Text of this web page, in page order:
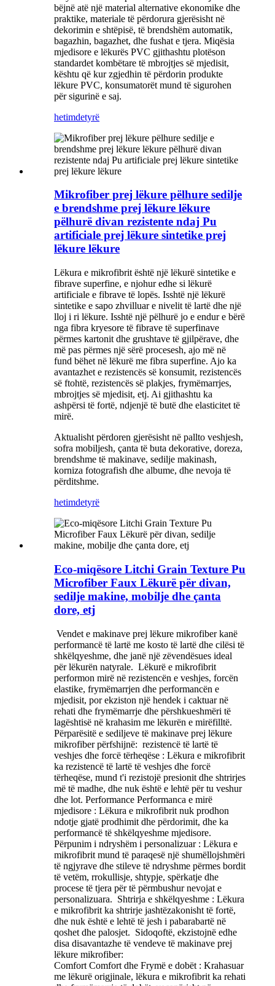
bëjnë atë një material alternative ekonomike dhe
praktike, materiale të përdorura gjerësisht në
dekorimin e shtëpisë, të brendshëm automatik,
bagazhin, bagazhet, dhe fushat e tjera. Miqësia
mjedisore e lëkurës PVC gjithashtu plotëson
standardet kombëtare të mbrojtjes së mjedisit,
kështu që kur zgjedhin të përdorin produkte
lëkure PVC, konsumatorët mund të sigurohen
për sigurinë e saj.
hetimdetyrë
Mikrofiber prej lëkure pëlhure sedilje
e brendshme prej lëkure lëkure
pëlhurë divan rezistente ndaj Pu
artificiale prej lëkure sintetike prej
lëkure lëkure
Lëkura e mikrofibrit është një lëkurë sintetike e
fibrave superfine, e njohur edhe si lëkurë
artificiale e fibrave të lopës. Isshtë një lëkurë
sintetike e sapo zhvilluar e nivelit të lartë dhe një
lloj i ri lëkure. Isshtë një pëlhurë jo e endur e bërë
nga fibra kryesore të fibrave të superfinave
përmes kartonit dhe grushtave të gjilpërave, dhe
më pas përmes një sërë procesesh, ajo më në
fund bëhet në lëkurë me fibra superfine. Ajo ka
avantazhet e rezistencës së konsumit, rezistencës
së ftohtë, rezistencës së plakjes, frymëmarrjes,
mbrojtjes së mjedisit, etj. Ai gjithashtu ka
ashpërsi të fortë, ndjenjë të butë dhe elasticitet të
mirë.
Aktualisht përdoren gjerësisht në pallto veshjesh,
sofra mobiljesh, çanta të buta dekorative, doreza,
brendshme të makinave, sedilje makinash,
korniza fotografish dhe albume, dhe nevoja të
përditshme.
hetimdetyrë
Eco-miqësore Litchi Grain Texture Pu
Microfiber Faux Lëkurë për divan,
sedilje makine, mobilje dhe çanta
dore, etj
‌ Vendet e makinave prej lëkure mikrofiber kanë
performancë të lartë me kosto të lartë dhe cilësi të
shkëlqyeshme, dhe janë një zëvendësues ideal
për lëkurën natyrale. ‌ Lëkurë e mikrofibrit
performon mirë në rezistencën e veshjes, forcën
elastike, frymëmarrjen dhe performancën e
mjedisit, por ekziston një hendek i caktuar në
rehati dhe frymëmarrje dhe përshkueshmëri të
lagështisë në krahasim me lëkurën e mirëfilltë. ‌
Përparësitë e sediljeve të makinave prej lëkure
mikrofiber përfshijnë: ‌ rezistencë të lartë të
veshjes dhe forcë tërheqëse ‌: Lëkura e mikrofibrit
ka rezistencë të lartë të veshjes dhe forcë
tërheqëse, mund t'i rezistojë presionit dhe shtrirjes
më të madhe, dhe nuk është e lehtë për tu veshur
dhe lot. Performance Performanca e mirë
mjedisore ‌: Lëkura e mikrofibrit nuk prodhon
ndotje gjatë prodhimit dhe përdorimit, dhe ka
performancë të shkëlqyeshme mjedisore. ‌
Përpunim i ndryshëm i personalizuar ‌: Lëkura e
mikrofibrit mund të paraqesë një shumëllojshmëri
të ngjyrave dhe stileve të ndryshme përmes bordit
të vetëm, rrokullisje, shtypje, spërkatje dhe
procese të tjera për të përmbushur nevojat e
personalizuara. ‌ Shtrirja e shkëlqyeshme ‌: Lëkura
e mikrofibrit ka shtrirje jashtëzakonisht të fortë,
dhe nuk është e lehtë të jesh i pabarabartë në
qoshet dhe palosjet. ‌ Sidoqoftë, ekzistojnë edhe
disa disavantazhe të vendeve të makinave prej
lëkure mikrofiber:
Comfort Comfort dhe Frymë e dobët ‌: Krahasuar
me lëkurë origjinale, lëkura e mikrofibrit ka rehati